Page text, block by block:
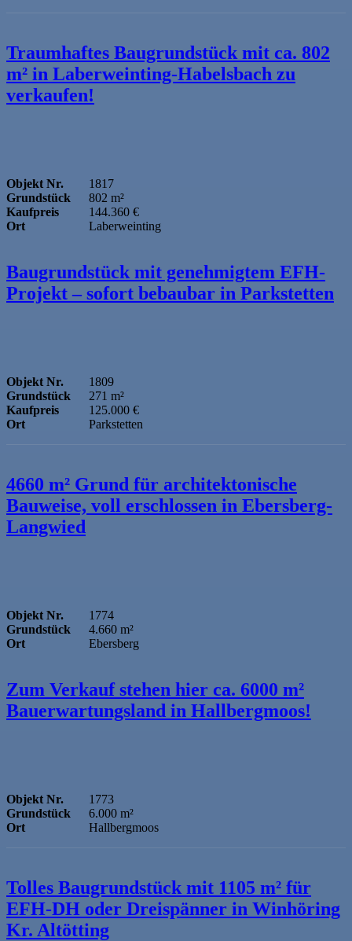
Traumhaftes Baugrundstück mit ca. 802
m² in Laberweinting-Habelsbach zu
verkaufen!
Objekt Nr.
1817
Grundstück
802 m²
Kaufpreis
144.360 €
Ort
Laberweinting
Baugrundstück mit genehmigtem EFH-
Projekt – sofort bebaubar in Parkstetten
Objekt Nr.
1809
Grundstück
271 m²
Kaufpreis
125.000 €
Ort
Parkstetten
4660 m² Grund für architektonische
Bauweise, voll erschlossen in Ebersberg-
Langwied
Objekt Nr.
1774
Grundstück
4.660 m²
Ort
Ebersberg
Zum Verkauf stehen hier ca. 6000 m²
Bauerwartungsland in Hallbergmoos!
Objekt Nr.
1773
Grundstück
6.000 m²
Ort
Hallbergmoos
Tolles Baugrundstück mit 1105 m² für
EFH-DH oder Dreispänner in Winhöring
Kr. Altötting